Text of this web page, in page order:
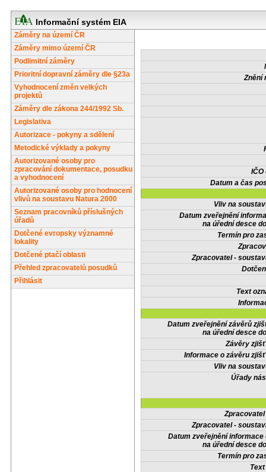
Informační systém EIA
Záměry na území ČR
Záměry mimo území ČR
Podlimitní záměry
Prioritní dopravní záměry dle §23a
Vyhodnocení změn velkých
projektů
Záměry dle zákona 244/1992 Sb.
Legislativa
Autorizace - pokyny a sdělení
Metodické výklady a pokyny
Autorizované osoby pro
zpracování dokumentace, posudku
a vyhodnocení
Autorizované osoby pro hodnocení
vlivů na soustavu Natura 2000
Seznam pracovníků příslušných
úřadů
Dotčené evropsky významné
lokality
Dotčené ptačí oblasti
Přehled zpracovatelů posudků
Přihlásit
Znění
IČO
Datum a čas
Vliv na
Datum zveřejnění
na úřední desce
Termín pro
Zpracovatel -
Text
Datum zveřejnění závěrů
na úřední desce
Závěry
Informace o závěru
Vliv na
Úřady
Zpracovatel -
Datum zveřejnění informace
na úřední desce
Termín pro